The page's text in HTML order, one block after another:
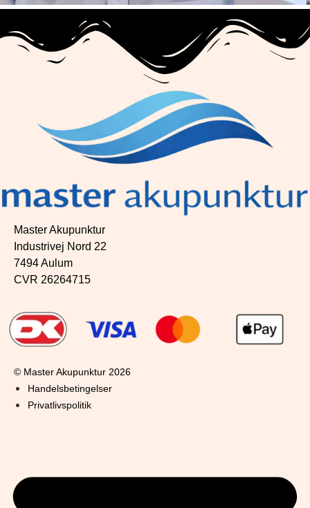
Master Akupunktur
Industrivej Nord 22
7494 Aulum
CVR 26264715
© Master Akupunktur 2026
Handelsbetingelser
Privatlivspolitik